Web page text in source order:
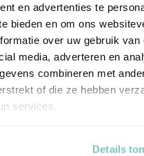
en advertenties te
bieden en om ons
over uw gebruik van
media, adverteren en
combineren met
of die ze hebben
services.
Details
reigers